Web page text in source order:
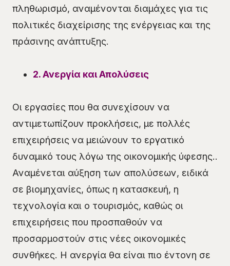
πληθωρισμό, αναμένονται διαμάχες για τις
πολιτικές διαχείρισης της ενέργειας και της
πράσινης ανάπτυξης.
2. Ανεργία και Απολύσεις
Οι εργασίες που θα συνεχίσουν να
αντιμετωπίζουν προκλήσεις, με πολλές
επιχειρήσεις να μειώνουν το εργατικό
δυναμικό τους λόγω της οικονομικής ύφεσης..
Αναμένεται αύξηση των απολύσεων, ειδικά
σε βιομηχανίες, όπως η κατασκευή, η
τεχνολογία και ο τουρισμός, καθώς οι
επιχειρήσεις που προσπαθούν να
προσαρμοστούν στις νέες οικονομικές
συνθήκες. Η ανεργία θα είναι πιο έντονη σε